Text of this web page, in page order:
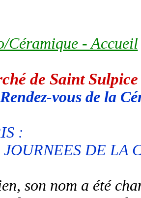
Céramique - Accueil
de Saint
vous de la
:
JOURNEES DE LA
son nom a été